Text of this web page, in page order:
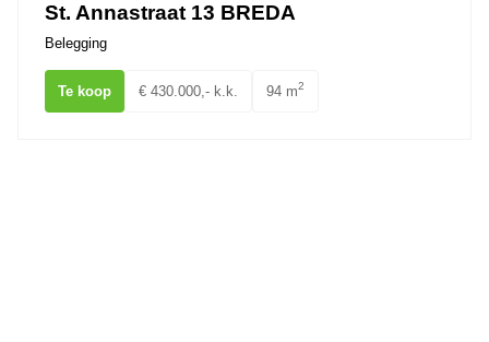
St. Annastraat 13 BREDA
Belegging
Te koop € 430.000,- k.k. 94 m2